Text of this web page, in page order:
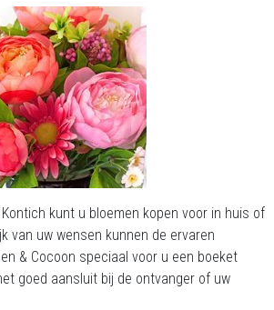
Kontich kunt u bloemen kopen voor in huis of
van uw wensen kunnen de ervaren
& Cocoon speciaal voor u een boeket
goed aansluit bij de ontvanger of uw